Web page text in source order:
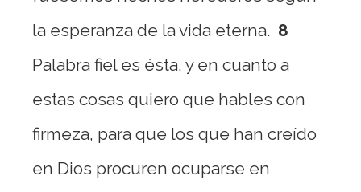
la esperanza de la vida eterna. 8
Palabra fiel es ésta, y en cuanto a
estas cosas quiero que hables con
firmeza, para que los que han creído
en Dios procuren ocuparse en